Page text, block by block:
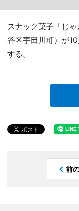
スナック菓子「じ
谷区宇田川町）が
する。
前